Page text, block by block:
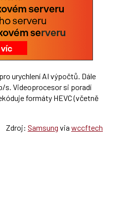
urychlení AI výpočtů. Dále
s. Videoprocesor si poradí
formáty HEVC (včetně
Zdroj: Samsung via wccftech